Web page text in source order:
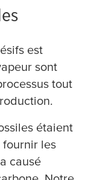
est
sont
tout
étaient
fournir les
causé